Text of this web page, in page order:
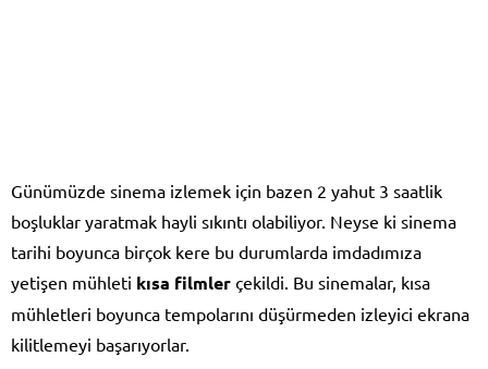
Günümüzde sinema izlemek için bazen 2 yahut 3 saatlik
boşluklar yaratmak hayli sıkıntı olabiliyor. Neyse ki sinema
tarihi boyunca birçok kere bu durumlarda imdadımıza
yetişen mühleti kısa filmler çekildi. Bu sinemalar, kısa
mühletleri boyunca tempolarını düşürmeden izleyici ekrana
kilitlemeyi başarıyorlar.